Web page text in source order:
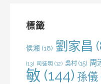
標籤
侯湘 (18) 劉家昌
(13) 司徒明 (12) 吳村 (15) 周
敏 (144) 孫儀